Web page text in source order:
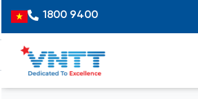
content
Vietnamese
1800 9400
navigation